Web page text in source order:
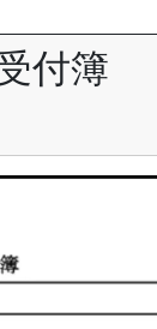
付簿